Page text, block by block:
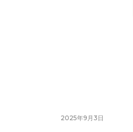
2025年9 月 3 日